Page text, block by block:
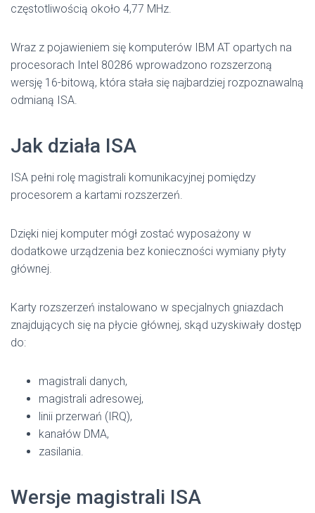
częstotliwością około 4,77 MHz.
Wraz z pojawieniem się komputerów IBM AT opartych na
procesorach Intel 80286 wprowadzono rozszerzoną
wersję 16-bitową, która stała się najbardziej rozpoznawalną
odmianą ISA.
Jak działa ISA
ISA pełni rolę magistrali komunikacyjnej pomiędzy
procesorem a kartami rozszerzeń.
Dzięki niej komputer mógł zostać wyposażony w
dodatkowe urządzenia bez konieczności wymiany płyty
głównej.
Karty rozszerzeń instalowano w specjalnych gniazdach
znajdujących się na płycie głównej, skąd uzyskiwały dostęp
do:
magistrali danych,
magistrali adresowej,
linii przerwań (IRQ),
kanałów DMA,
zasilania.
Wersje magistrali ISA